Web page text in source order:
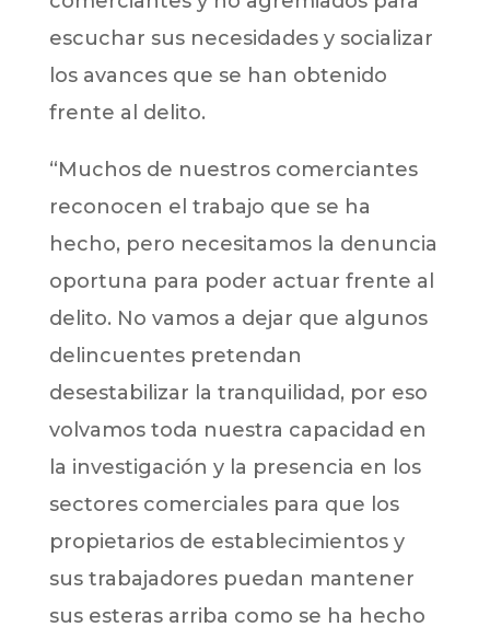
escuchar sus necesidades y socializar
los avances que se han obtenido
frente al delito.
“Muchos de nuestros comerciantes
reconocen el trabajo que se ha
hecho, pero necesitamos la denuncia
oportuna para poder actuar frente al
delito. No vamos a dejar que algunos
delincuentes pretendan
desestabilizar la tranquilidad, por eso
volvamos toda nuestra capacidad en
la investigación y la presencia en los
sectores comerciales para que los
propietarios de establecimientos y
sus trabajadores puedan mantener
sus esteras arriba como se ha hecho